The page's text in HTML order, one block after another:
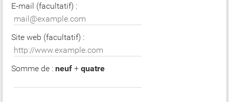
E-mail (facultatif) :
Site web (facultatif) :
Somme de : neuf + quatre